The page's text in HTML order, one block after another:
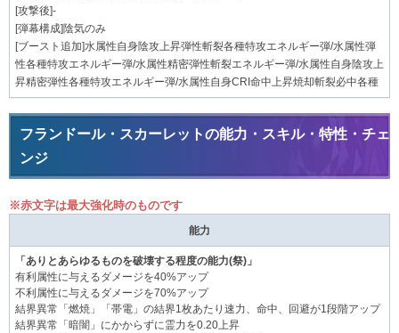
[攻撃後]-
[弾幕構成]陰気のみ
[ブースト追加]水属性自身陰攻上昇弾性斬裂各種特攻エネルギー弾/水属性弾
性各種特攻エネルギー弾/水属性精密弾性斬裂エネルギー弾/水属性自身陰攻上
昇精密弾性各種特攻エネルギー弾/水属性自身CRI命中上昇焼却斬裂必中各種
フランドール・スカーレットの能力・スキル・特性・チェ
ンジ
※赤文字は最大強化時のものです
能力
「ありとあらゆるものを破壊する程度の能力(祭)」
有利属性に与えるダメージを40%アップ
不利属性に与えるダメージを70%アップ
結界異常「燃焼」「帯電」の結界1枚あたり速力、命中、回避が1段階アップ
結界異常「暗闇」にかからずに霊力を0.20上昇